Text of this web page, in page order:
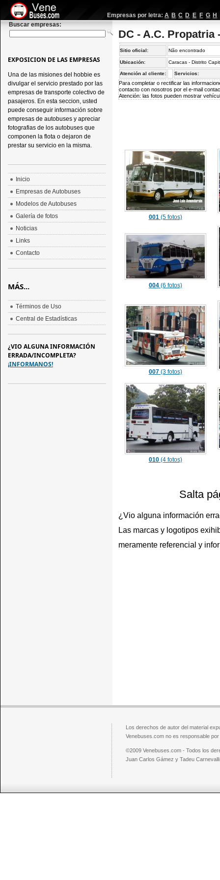
Empresas por letra: A B C D E F G H
Buscar empresas:
DC - A.C. Propatria
Sitio oficial: Não encontrado
Ubicación: Caracas - Distrito
Atención al cliente: Servicios:
Para completar o rectificar las
contacto con nosotros por el e-mail
Atención: las fotos pueden mostrar
001(5 fotos)
004(6 fotos)
007(3 fotos)
010(4 fotos)
Salta
¿Vio alguna información
Las marcas y logotipos
meramente referencial y
EXPOSICION DE LAS EMPRESAS
Una de las misiones del hobbie es
divulgar el servicio prestado por las
empresas de transporte colectivo de
pasajeros. En esta seccion, usted
puede conseguir información sobre
empresas de autobuses y apreciar
fotografias de los autobuses que
componen la flota o dejaron de
prestar su servicio en la misma.
Inicio
Empresas de Autobuses
Modelos de Autobuses
Galería de fotos
Noticias
Links
Contacto
MÁS...
Términos de Uso
Central de Estadísticas
¿VIO ALGUNA INFORMACIÓN
ERRADA/INCOMPLETA?
¡INFORMANOS!
Los derechos de autor del material
Venebuses.com no es responsable
©2009 Venebuses.com - Todos los
Juan Carlos Gámez y Tadeu Carnevalli